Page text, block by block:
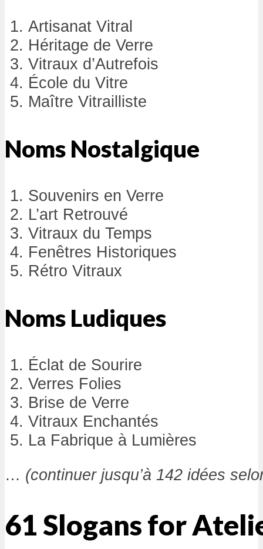
Artisanat Vitral
Héritage de Verre
Vitraux d’Autrefois
École du Vitre
Maître Vitrailliste
Noms Nostalgique
Souvenirs en Verre
L’art Retrouvé
Vitraux du Temps
Fenêtres Historiques
Rétro Vitraux
Noms Ludiques
Éclat de Sourire
Verres Folies
Brise de Verre
Vitraux Enchantés
La Fabrique à Lumières
… (continuer jusqu’à 142 idées
61 Slogans for